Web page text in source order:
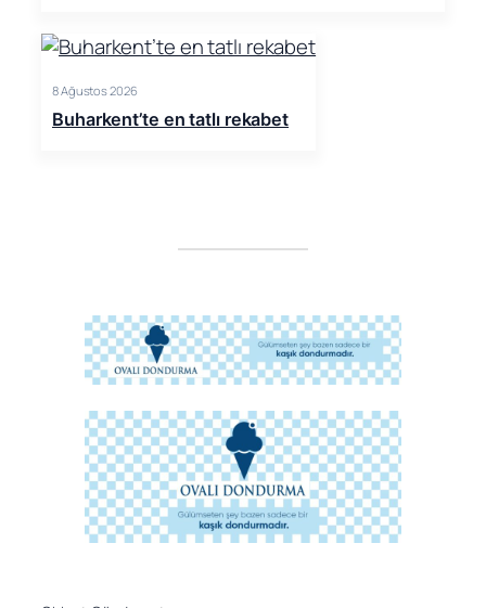
8 Ağustos 2026
Buharkent’te en tatlı rekabet